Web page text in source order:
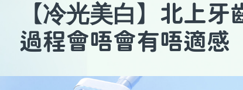
【冷光美白 】北上牙
過程會唔會有唔適感